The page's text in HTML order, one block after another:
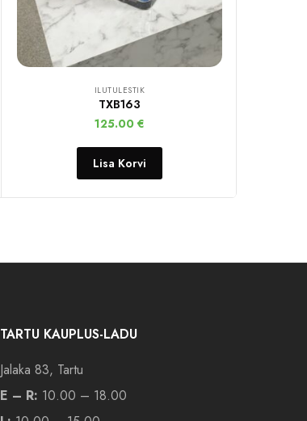
ILUTULESTIK
TXB163
125.00 €
Lisa Korvi
TARTU KAUPLUS-LADU
Jalaka 83, Tartu
E – R: 10.00 – 18.00